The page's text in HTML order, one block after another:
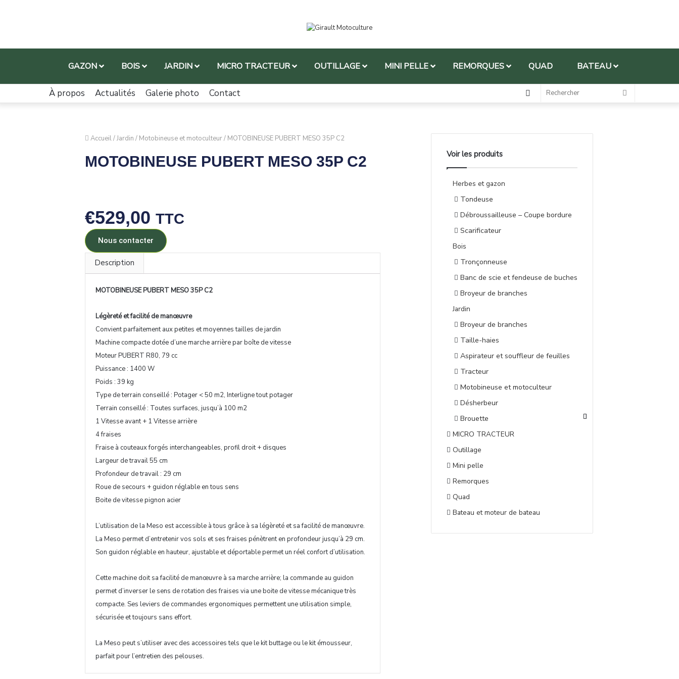
GAZON BOIS JARDIN MICRO TRACTEUR OUTILLAGE MINI PELLE REMORQUES QUAD BATEAU
À propos Actualités Galerie photo Contact
Accueil/Jardin / Motobineuse et motoculteur/ MOTOBINEUSE PUBERT MESO 35P C2
MOTOBINEUSE PUBERT MESO 35P C2
€529,00 TTC
Nous contacter
Description
MOTOBINEUSE PUBERT MESO 35P C2
Légèreté et facilité de manœuvre
Convient parfaitement aux petites et moyennes tailles de jardin
Machine compacte dotée d’une marche arrière par boîte de vitesse
Moteur PUBERT R80, 79 cc
Puissance : 1400 W
Poids : 39 kg
Type de terrain conseillé : Potager < 50 m2, Interligne tout potager
Terrain conseillé : Toutes surfaces, jusqu’à 100 m2
1 Vitesse avant + 1 Vitesse arrière
4 fraises
Fraise à couteaux forgés interchangeables, profil droit + disques
Largeur de travail 55 cm
Profondeur de travail : 29 cm
Roue de secours + guidon réglable en tous sens
Boite de vitesse pignon acier
L’utilisation de la Meso est accessible à tous grâce à sa légèreté et sa facilité de manœuvre.
La Meso permet d’entretenir vos sols et ses fraises pénètrent en profondeur jusqu’à 29 cm.
Son guidon réglable en hauteur, ajustable et déportable permet un réel confort d’utilisation.
Cette machine doit sa facilité de manœuvre à sa marche arrière; la commande au guidon
permet d’inverser le sens de rotation des fraises via une boite de vitesse mécanique très
compacte. Ses leviers de commandes ergonomiques permettent une utilisation simple,
sécurisée et toujours sans effort.
La Meso peut s’utiliser avec des accessoires tels que le kit buttage ou le kit émousseur,
parfait pour l’entretien des pelouses.
Voir les produits
Herbes et gazon
Tondeuse
Débroussailleuse – Coupe bordure
Scarificateur
Bois
Tronçonneuse
Banc de scie et fendeuse de buches
Broyeur de branches
Jardin
Broyeur de branches
Taille-haies
Aspirateur et souffleur de feuilles
Tracteur
Motobineuse et motoculteur
Désherbeur
Brouette
MICRO TRACTEUR
Outillage
Mini pelle
Remorques
Quad
Bateau et moteur de bateau